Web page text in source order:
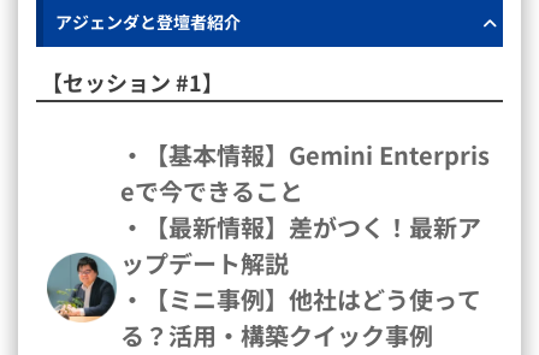
アジェンダと登壇者紹介
【セッション #1】
・【基本情報】Gemini Enterpris
eで今できること
・【最新情報】差がつく！最新ア
ップデート解説
・【ミニ事例】他社はどう使って
る？活用・構築クイック事例